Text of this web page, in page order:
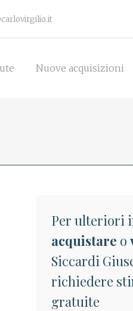
Nuove acquisizioni
Per ulteriori
acquistare o
Siccardi
richiedere
gratuite